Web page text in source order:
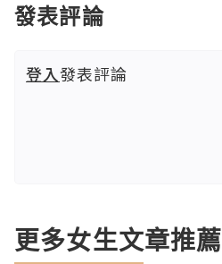
發表評論
登入發表評論
更多女生文章推薦